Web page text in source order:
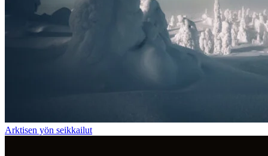
Arktisen yön seikkailut